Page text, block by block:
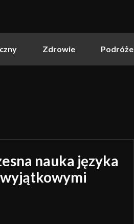
Zdrowie Podróże
nauka języka